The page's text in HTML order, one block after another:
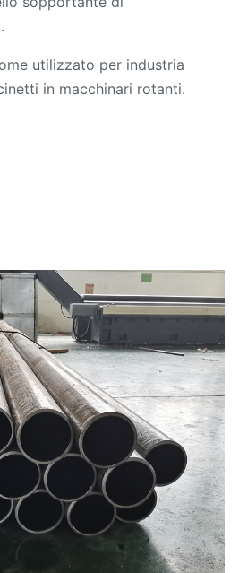
utilizzato per industria
in macchinari rotanti.